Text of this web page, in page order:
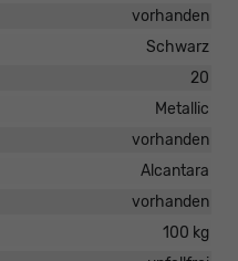
vorhanden
Schwarz
20
Metallic
vorhanden
Alcantara
vorhanden
100 kg